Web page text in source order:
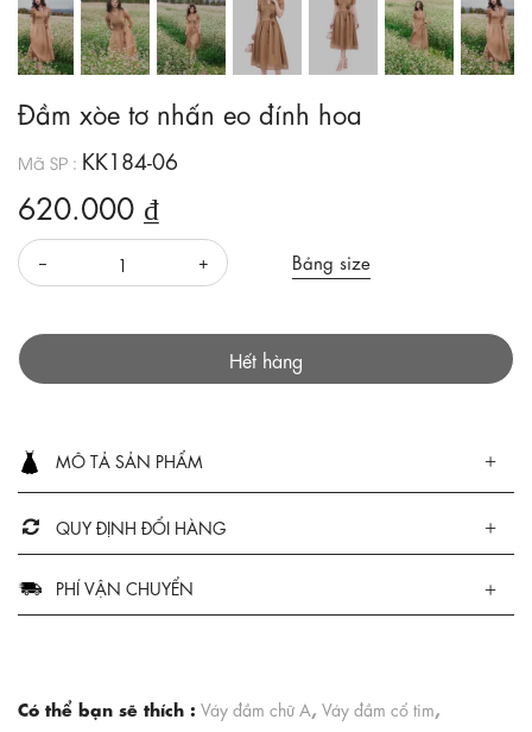
Đầm xòe tơ nhấn eo đính hoa
Mã SP : KK184-06
620.000 ₫
Bảng size
Hết hàng
MÔ TẢ SẢN PHẨM
QUY ĐỊNH ĐỔI HÀNG
PHÍ VẬN CHUYỂN
Có thể bạn sẽ thích : Váy đầm chữ A, Váy đầm cổ tim,